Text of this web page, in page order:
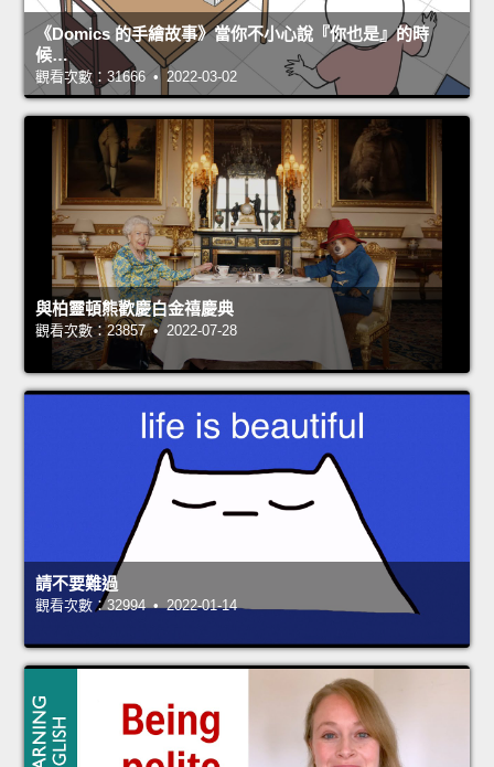
《Domics 的手繪故事》當你不小心說『你也是』的時
候…
觀看次數：31666 • 2022-03-02
與柏靈頓熊歡慶白金禧慶典
觀看次數：23857 • 2022-07-28
請不要難過
觀看次數：32994 • 2022-01-14